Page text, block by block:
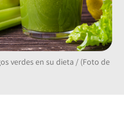
verdes en su dieta / (Foto de